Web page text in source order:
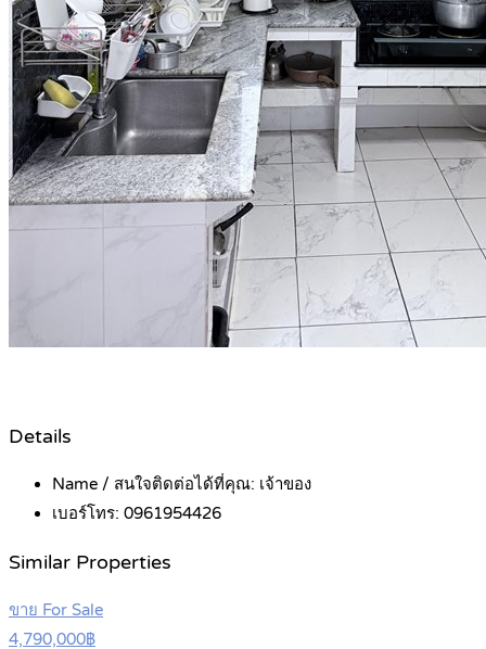
Details
Name / สนใจติดต่อได้ที่คุณ: เจ้าของ
เบอร์โทร: 0961954426
Similar Properties
ขาย For Sale
4,790,000฿